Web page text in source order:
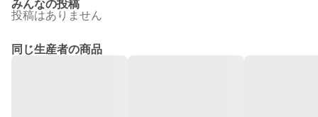
みんなの投稿
投稿はありません
同じ生産者の商品